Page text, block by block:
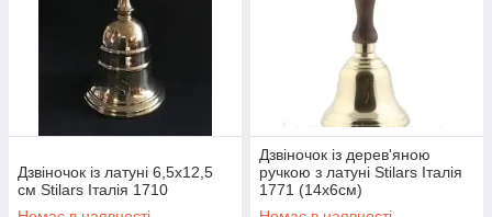
Дзвіночок із латуні 6,5х12,5
см Stilars Італія 1710
Дзвіночок із дерев'яною
ручкою з латуні Stilars Італія
1771 (14х6см)